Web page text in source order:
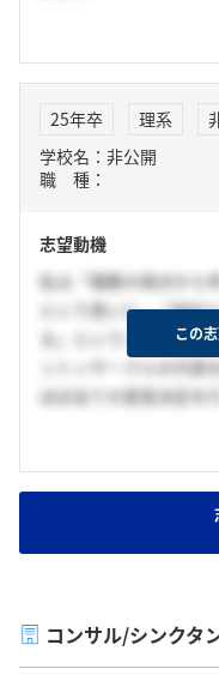
25年卒 理系
学校名：非公開
職 種：
志望動機
私は「複数の視点から
という思いと、「他
る」という二点から貴
ントンサークルの代表
ほぼ全ての意思決定を
も組織にかける熱意
う情熱があったが、
ったため、他3人はた
あらゆる視点から方針
いという思いと、また
この
コンサル/シンクタ